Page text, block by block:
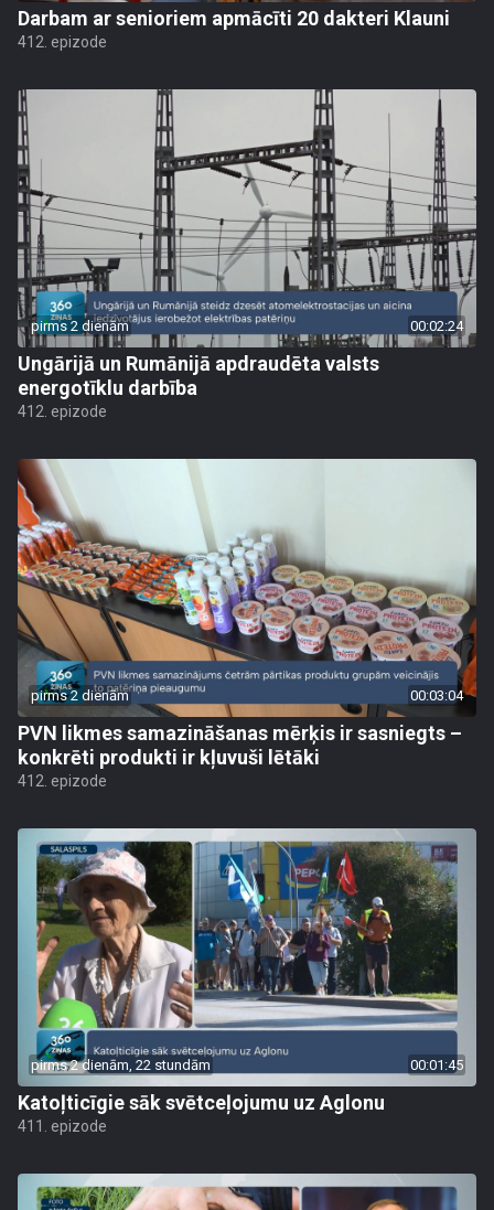
Darbam ar senioriem apmācīti 20 dakteri Klauni
412. epizode
pirms 2 dienām 00:02:24
Ungārijā un Rumānijā apdraudēta valsts
energotīklu darbība
412. epizode
pirms 2 dienām 00:03:04
PVN likmes samazināšanas mērķis ir sasniegts –
konkrēti produkti ir kļuvuši lētāki
412. epizode
pirms 2 dienām, 22 stundām 00:01:45
Katoļticīgie sāk svētceļojumu uz Aglonu
411. epizode